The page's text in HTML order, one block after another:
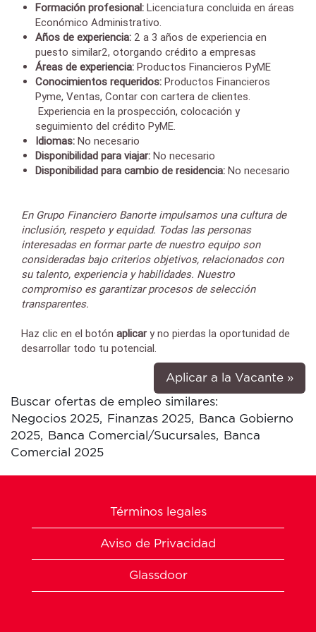
Formación profesional: Licenciatura concluida en áreas
Económico Administrativo.
Años de experiencia: 2 a 3 años de experiencia en
puesto similar2, otorgando crédito a empresas
Áreas de experiencia: Productos Financieros PyME
Conocimientos requeridos: Productos Financieros
Pyme, Ventas, Contar con cartera de clientes.
Experiencia en la prospección, colocación y
seguimiento del crédito PyME.
Idiomas: No necesario
Disponibilidad para viajar: No necesario
Disponibilidad para cambio de residencia: No necesario
En Grupo Financiero Banorte impulsamos una cultura de
inclusión, respeto y equidad. Todas las personas
interesadas en formar parte de nuestro equipo son
consideradas bajo criterios objetivos, relacionados con
su talento, experiencia y habilidades. Nuestro
compromiso es garantizar procesos de selección
transparentes.
Haz clic en el botón aplicary no pierdas la oportunidad de
desarrollar todo tu potencial.
Aplicar a la Vacante »
Buscar ofertas de empleo similares:
Negocios 2025,
Finanzas 2025,
Banca Gobierno
2025,
Banca Comercial/Sucursales,
Banca
Comercial 2025
Términos legales
Aviso de Privacidad
Glassdoor